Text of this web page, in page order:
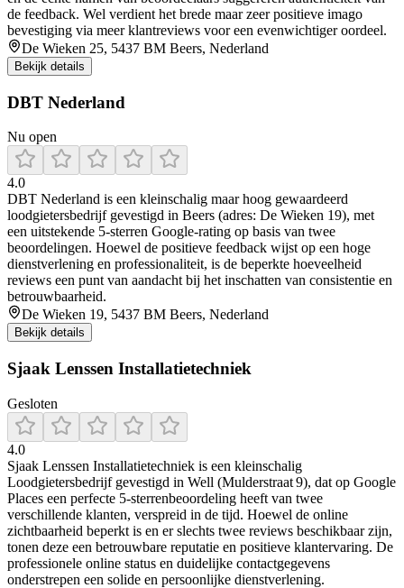
de feedback. Wel verdient het brede maar zeer positieve imago
bevestiging via meer klantreviews voor een evenwichtiger oordeel.
De Wieken 25, 5437 BM Beers, Nederland
Bekijk details
DBT Nederland
Nu open
4.0
DBT Nederland is een kleinschalig maar hoog gewaardeerd
loodgietersbedrijf gevestigd in Beers (adres: De Wieken 19), met
een uitstekende 5‑sterren Google‑rating op basis van twee
beoordelingen. Hoewel de positieve feedback wijst op een hoge
dienstverlening en professionaliteit, is de beperkte hoeveelheid
reviews een punt van aandacht bij het inschatten van consistentie en
betrouwbaarheid.
De Wieken 19, 5437 BM Beers, Nederland
Bekijk details
Sjaak Lenssen Installatietechniek
Gesloten
4.0
Sjaak Lenssen Installatietechniek is een kleinschalig
Loodgietersbedrijf gevestigd in Well (Mulderstraat 9), dat op Google
Places een perfecte 5‑sterrenbeoordeling heeft van twee
verschillende klanten, verspreid in de tijd. Hoewel de online
zichtbaarheid beperkt is en er slechts twee reviews beschikbaar zijn,
tonen deze een betrouwbare reputatie en positieve klantervaring. De
professionele online status en duidelijke contactgegevens
onderstrepen een solide en persoonlijke dienstverlening.